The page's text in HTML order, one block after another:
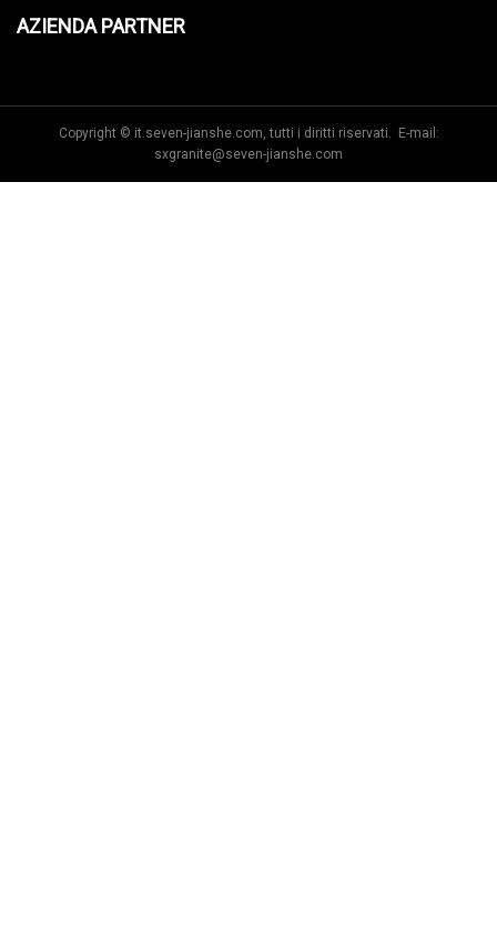
AZIENDA PARTNER
Copyright © it.seven-jianshe.com, tutti i diritti riservati. E-mail:
sxgranite@seven-jianshe.com